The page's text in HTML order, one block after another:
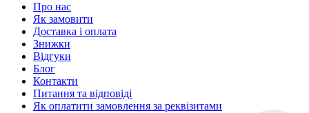
Про нас
Як замовити
Доставка і оплата
Знижки
Відгуки
Блог
Контакти
Питання та відповіді
Як оплатити замовлення за реквізитами